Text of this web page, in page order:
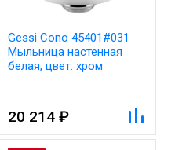
Gessi Cono 45401#031
Мыльница настенная
белая, цвет: хром
20 214 ₽